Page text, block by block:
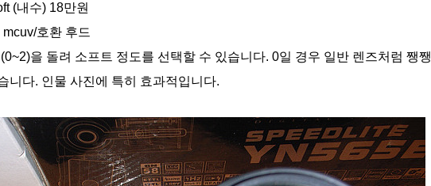
(내수) 18만원
호환 후드
을 돌려 소프트 정도를 선택할 수 있습니다. 0일 경우 일반 렌즈처럼 쨍쨍
니다. 인물 사진에 특히 효과적입니다.